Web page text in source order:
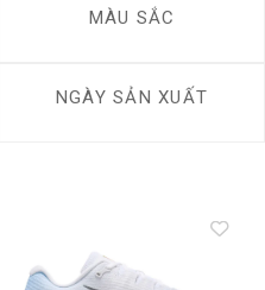
MÀU SẮC
NGÀY SẢN XUẤT